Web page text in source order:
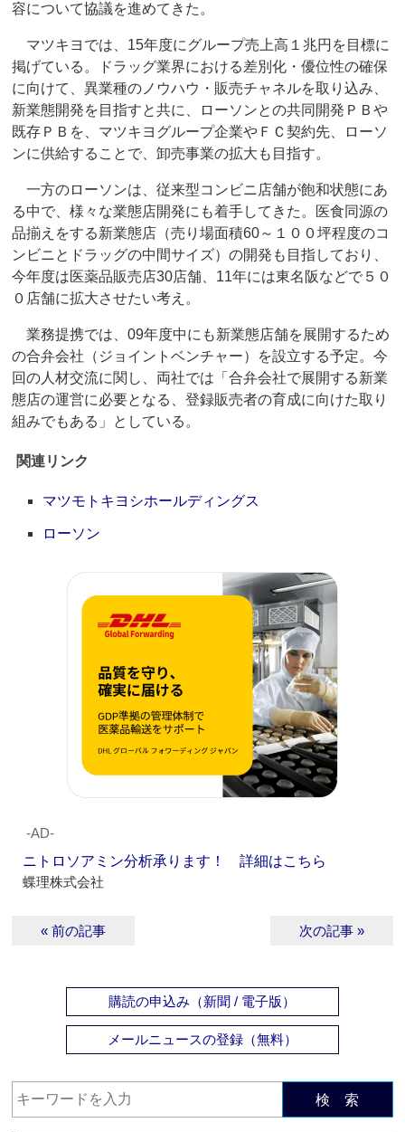
容について協議を進めてきた。
マツキヨでは、15年度にグループ売上高１兆円を目標に
掲げている。ドラッグ業界における差別化・優位性の確保
に向けて、異業種のノウハウ・販売チャネルを取り込み、
新業態開発を目指すと共に、ローソンとの共同開発ＰＢや
既存ＰＢを、マツキヨグループ企業やＦＣ契約先、ローソ
ンに供給することで、卸売事業の拡大も目指す。
一方のローソンは、従来型コンビニ店舗が飽和状態にあ
る中で、様々な業態店開発にも着手してきた。医食同源の
品揃えをする新業態店（売り場面積60～１００坪程度のコ
ンビニとドラッグの中間サイズ）の開発も目指しており、
今年度は医薬品販売店30店舗、11年には東名阪などで５０
０店舗に拡大させたい考え。
業務提携では、09年度中にも新業態店舗を展開するため
の合弁会社（ジョイントベンチャー）を設立する予定。今
回の人材交流に関し、両社では「合弁会社で展開する新業
態店の運営に必要となる、登録販売者の育成に向けた取り
組みでもある」としている。
関連リンク
マツモトキヨシホールディングス
ローソン
‐AD‐
ニトロソアミン分析承ります！ 詳細はこちら
蝶理株式会社
« 前の記事 次の記事 »
購読の申込み（新聞 / 電子版）
メールニュースの登録（無料）
検 索